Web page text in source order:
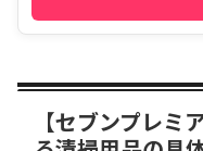
【セブンプレミ